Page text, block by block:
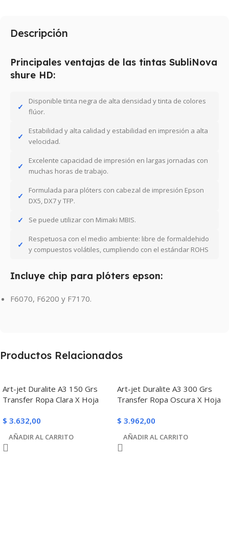
Descripción
Principales ventajas de las tintas SubliNova
shure HD:
Disponible tinta negra de alta densidad y tinta de colores
flúor.
Estabilidad y alta calidad y estabilidad en impresión a alta
velocidad.
Excelente capacidad de impresión en largas jornadas con
muchas horas de trabajo.
Formulada para plóters con cabezal de impresión Epson
DX5, DX7 y TFP.
Se puede utilizar con Mimaki MBIS.
Respetuosa con el medio ambiente: libre de formaldehido
y compuestos volátiles, cumpliendo con el estándar ROHS
Incluye chip para plóters epson:
F6070, F6200 y F7170.
Productos Relacionados
Art-jet Duralite A3 150 Grs
Transfer Ropa Clara X Hoja
$ 3.632,00
AÑADIR AL CARRITO
Art-jet Duralite A3 300 Grs
Transfer Ropa Oscura X Hoja
$ 3.962,00
AÑADIR AL CARRITO